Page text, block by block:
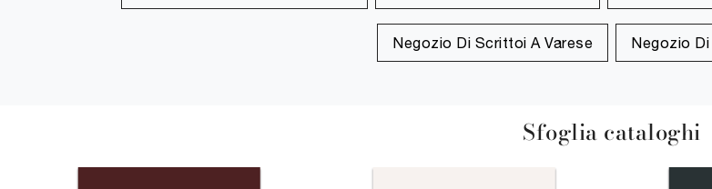
Negozio Di Scrittoi A Varese Negozio
Sfoglia cataloghi